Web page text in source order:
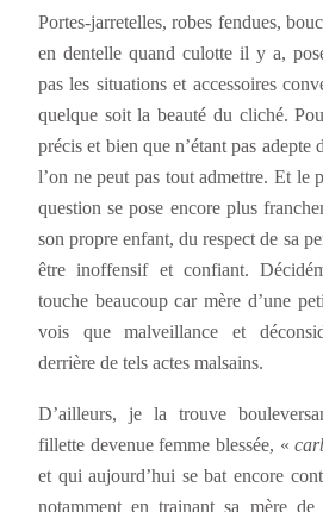
Portes-jarretelles, robes fendues,
en dentelle quand culotte il y a,
pas les situations et accessoires
quelque soit la beauté du cliché.
précis et bien que n’étant pas adepte
l’on ne peut pas tout admettre. Et le
question se pose encore plus
son propre enfant, du respect de sa
être inoffensif et confiant.
touche beaucoup car mère d’une
vois que malveillance et
derrière de tels actes malsains.
D’ailleurs, je la trouve
fillette devenue femme blessée, «
et qui aujourd’hui se bat encore
notamment en trainant sa mère